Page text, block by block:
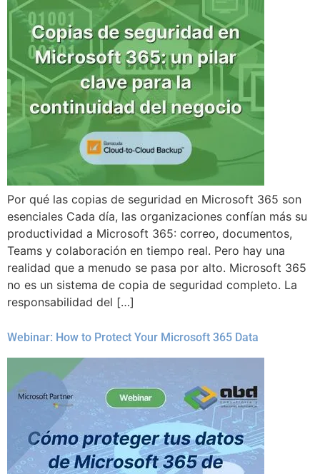
Por qué las copias de seguridad en Microsoft 365 son
esenciales Cada día, las organizaciones confían más su
productividad a Microsoft 365: correo, documentos,
Teams y colaboración en tiempo real. Pero hay una
realidad que a menudo se pasa por alto. Microsoft 365
no es un sistema de copia de seguridad completo. La
responsabilidad del […]
Webinar: How to Protect Your Microsoft 365 Data